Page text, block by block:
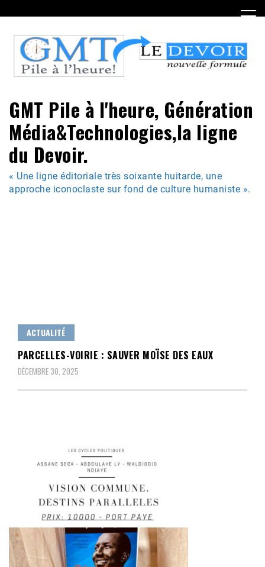
to
content
GMT Pile à l'heure, Génération
Média&Technologies,la ligne
du Devoir.
« Une ligne éditoriale très soixante huitarde, une
approche iconoclaste sur fond de culture humaniste ».
ACTUALITÉ
PARCELLES-VOIRIE : SAUVER MOÏSE DES EAUX
DÉCEMBRE 30, 2025